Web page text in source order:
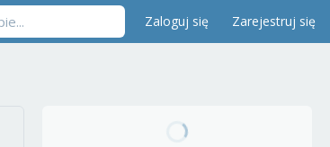
Zaloguj się Zarejestruj się